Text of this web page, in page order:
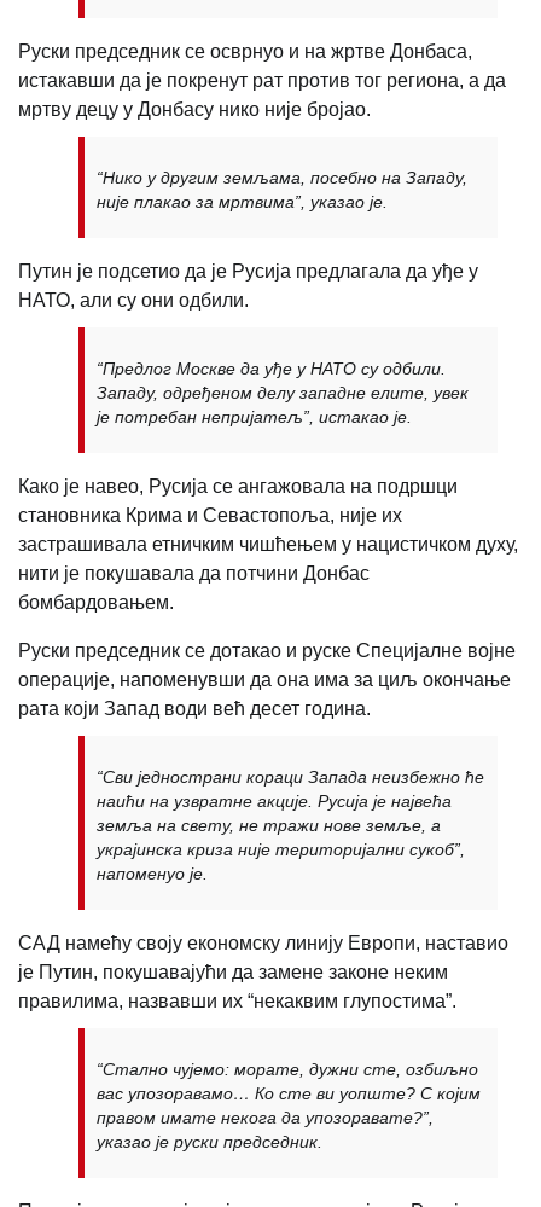
Руски председник се осврнуо и на жртве Донбаса,
истакавши да је покренут рат против тог региона, а да
мртву децу у Донбасу нико није бројао.
“Нико у другим земљама, посебно на Западу,
није плакао за мртвима”, указао је.
Путин је подсетио да је Русија предлагала да уђе у
НАТО, али су они одбили.
“Предлог Москве да уђе у НАТО су одбили.
Западу, одређеном делу западне елите, увек
је потребан непријатељ”, истакао је.
Како је навео, Русија се ангажовала на подршци
становника Крима и Севастопоља, није их
застрашивала етничким чишћењем у нацистичком духу,
нити је покушавала да потчини Донбас
бомбардовањем.
Руски председник се дотакао и руске Специјалне војне
операције, напоменувши да она има за циљ окончање
рата који Запад води већ десет година.
“Сви једнострани кораци Запада неизбежно ће
наићи на узвратне акције. Русија је највећа
земља на свету, не тражи нове земље, а
украјинска криза није територијални сукоб”,
напоменуо је.
САД намећу своју економску линију Европи, наставио
је Путин, покушавајући да замене законе неким
правилима, назвавши их “некаквим глупостима”.
“Стално чујемо: морате, дужни сте, озбиљно
вас упозоравамо… Ко сте ви уопште? С којим
правом имате некога да упозоравате?”,
указао је руски председник.